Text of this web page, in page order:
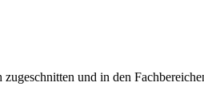
und in den